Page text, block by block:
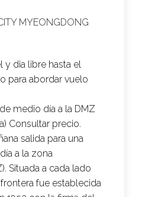
MYEONGDONG
y dia libre hasta el
para abordar vuelo
medio día a la DMZ
Consultar precio.
salida para una
a la zona
Situada a cada lado
fue establecida